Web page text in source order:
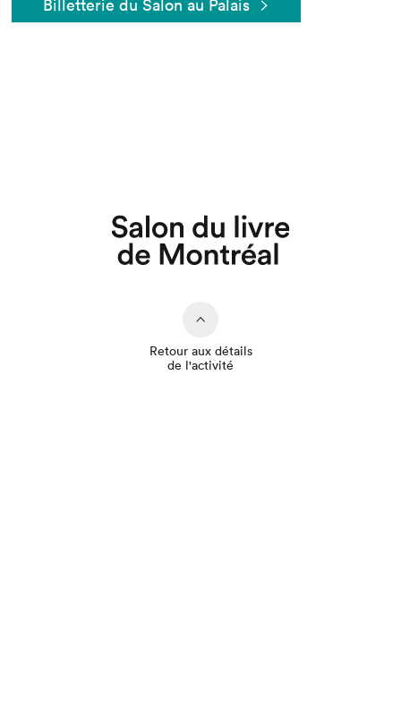
Billetterie du Salon au Palais
Retour aux détails
de l'activité